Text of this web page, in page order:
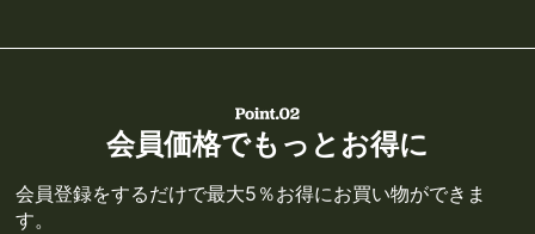
会員価格でもっとお得に
会員登録をするだけで最大5％お得にお買い物ができま
す。